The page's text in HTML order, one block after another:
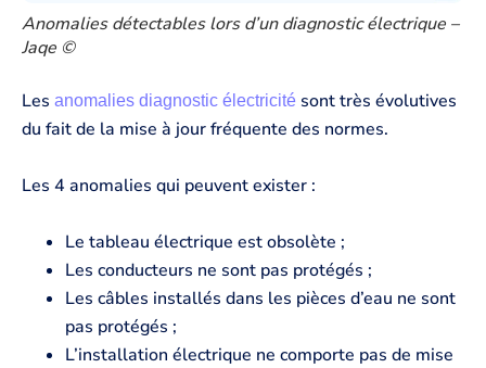
Anomalies détectables lors d’un diagnostic électrique –
Jaqe ©
Les anomalies diagnostic électricité sont très évolutives
du fait de la mise à jour fréquente des normes.
Les 4 anomalies qui peuvent exister :
Le tableau électrique est obsolète ;
Les conducteurs ne sont pas protégés ;
Les câbles installés dans les pièces d’eau ne sont
pas protégés ;
L’installation électrique ne comporte pas de mise